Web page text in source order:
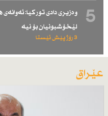
5
وەزیری دادی توركیا:
لێخۆشبونیان بۆ نیە
3 رۆژ پێش ئێستا
عێراق